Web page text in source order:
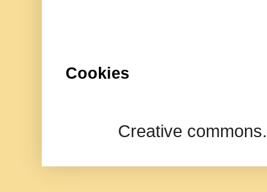
Cookies
Creative